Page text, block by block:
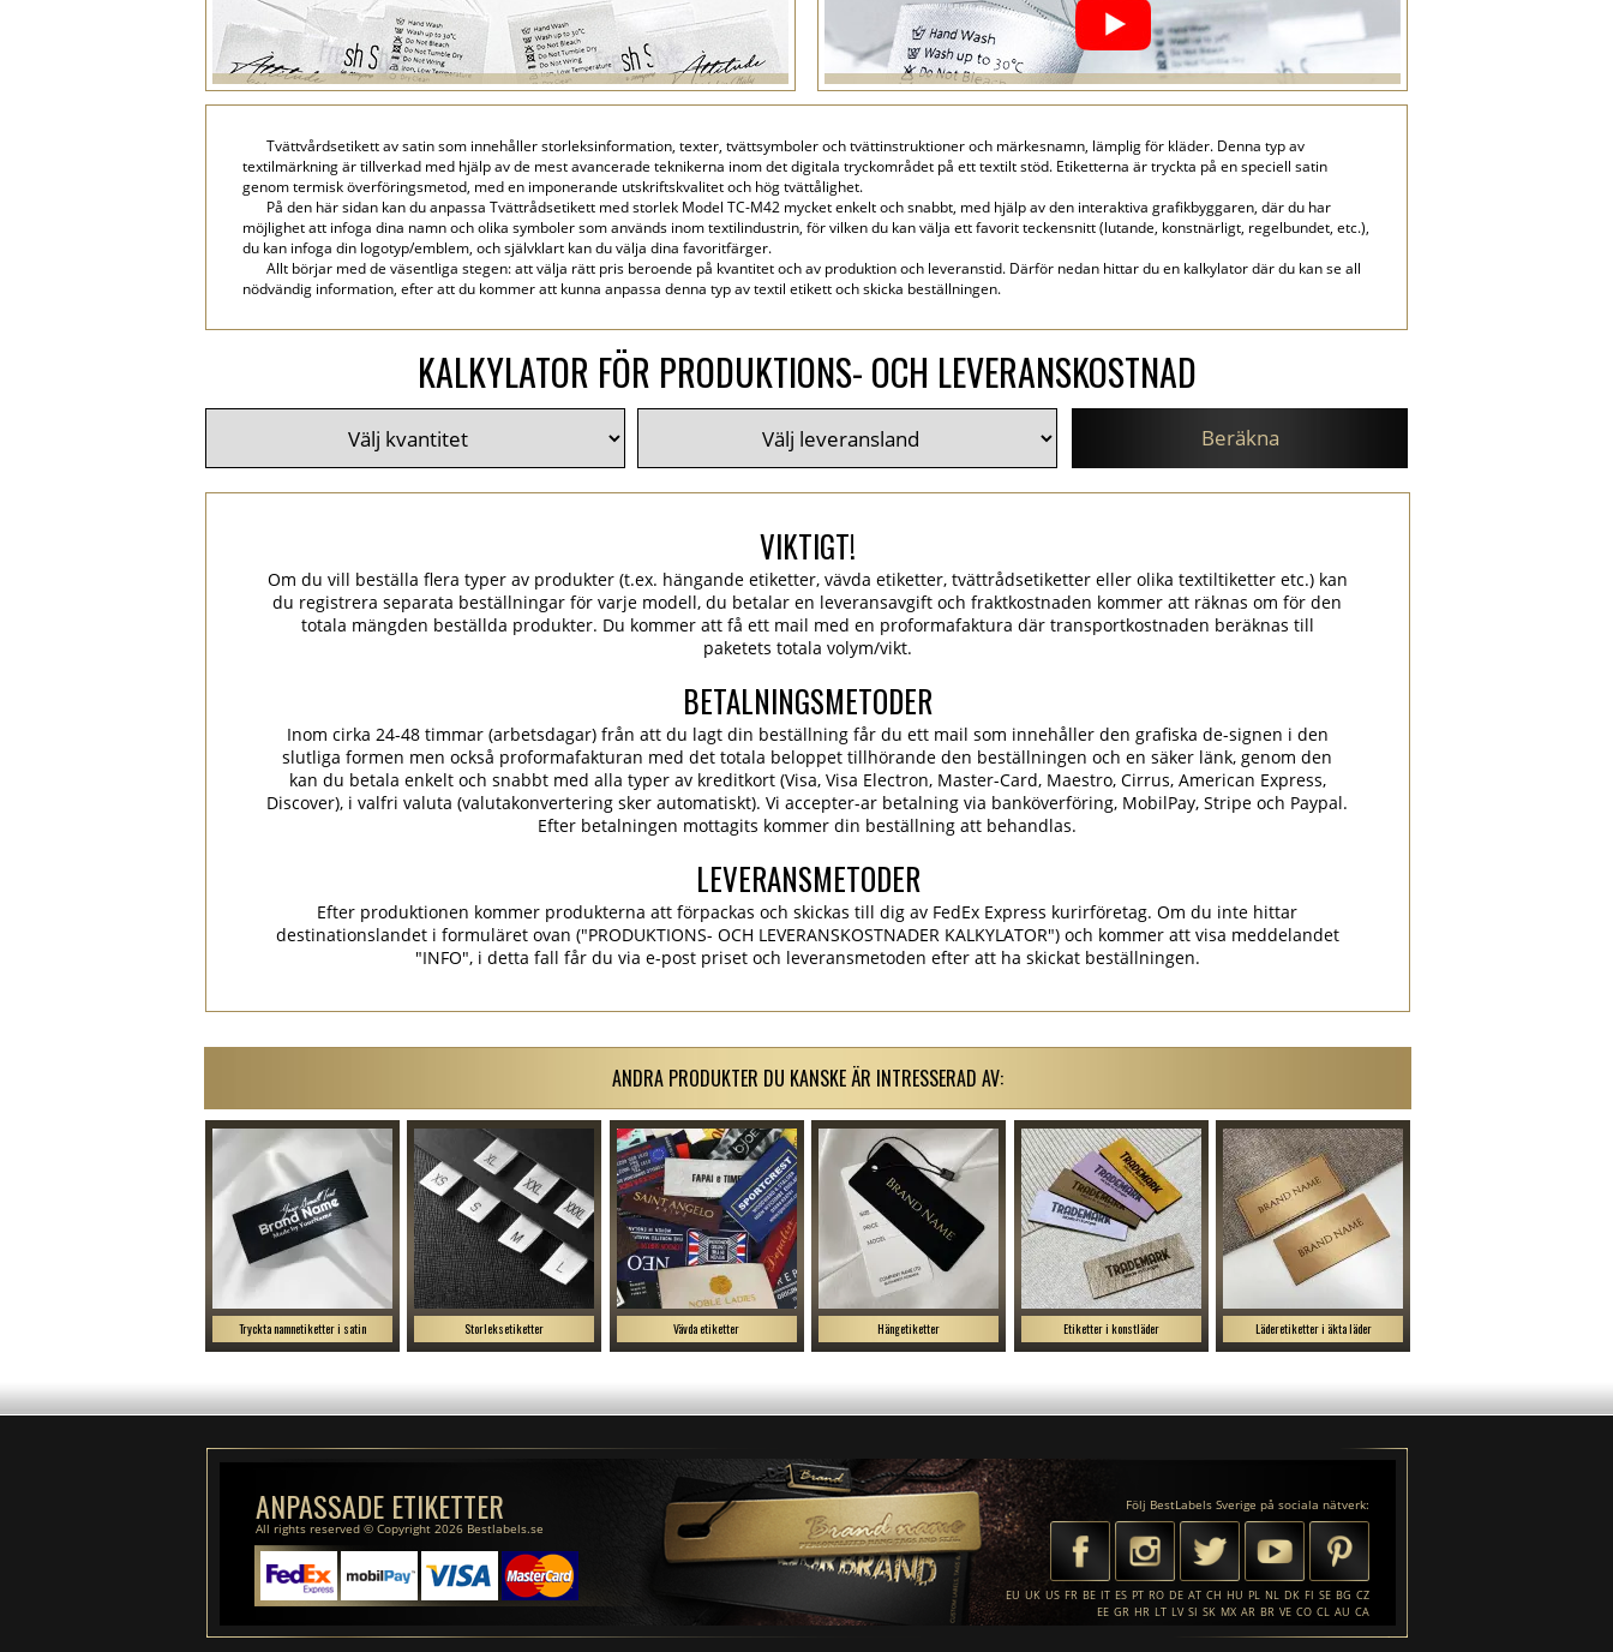
Tvättvårdsetikett av satin som innehåller storleksinformation, texter, tvättsymboler och tvättinstruktioner och märkesnamn, lämplig för kläder. Denna typ av
textilmärkning är tillverkad med hjälp av de mest avancerade teknikerna inom det digitala tryckområdet på ett textilt stöd. Etiketterna är tryckta på en speciell satin
genom termisk överföringsmetod, med en imponerande utskriftskvalitet och hög tvättålighet.
På den här sidan kan du anpassa Tvättrådsetikett med storlek Model TC-M42 mycket enkelt och snabbt, med hjälp av den interaktiva grafikbyggaren, där du har
möjlighet att infoga dina namn och olika symboler som används inom textilindustrin, för vilken du kan välja ett favorit teckensnitt (lutande, konstnärligt, regelbundet, etc.),
du kan infoga din logotyp/emblem, och självklart kan du välja dina favoritfärger.
Allt börjar med de väsentliga stegen: att välja rätt pris beroende på kvantitet och av produktion och leveranstid. Därför nedan hittar du en kalkylator där du kan se all
nödvändig information, efter att du kommer att kunna anpassa denna typ av textil etikett och skicka beställningen.
KALKYLATOR FÖR PRODUKTIONS- OCH LEVERANSKOSTNAD
Beräkna
VIKTIGT!
Om du vill beställa flera typer av produkter (t.ex. hängande etiketter, vävda etiketter, tvättrådsetiketter eller olika textiltiketter etc.) kan
du registrera separata beställningar för varje modell, du betalar en leveransavgift och fraktkostnaden kommer att räknas om för den
totala mängden beställda produkter. Du kommer att få ett mail med en proformafaktura där transportkostnaden beräknas till
paketets totala volym/vikt.
BETALNINGSMETODER
Inom cirka 24-48 timmar (arbetsdagar) från att du lagt din beställning får du ett mail som innehåller den grafiska de-signen i den
slutliga formen men också proformafakturan med det totala beloppet tillhörande den beställningen och en säker länk, genom den
kan du betala enkelt och snabbt med alla typer av kreditkort (Visa, Visa Electron, Master-Card, Maestro, Cirrus, American Express,
Discover), i valfri valuta (valutakonvertering sker automatiskt). Vi accepter-ar betalning via banköverföring, MobilPay, Stripe och Paypal.
Efter betalningen mottagits kommer din beställning att behandlas.
LEVERANSMETODER
Efter produktionen kommer produkterna att förpackas och skickas till dig av FedEx Express kurirföretag. Om du inte hittar
destinationslandet i formuläret ovan ("PRODUKTIONS- OCH LEVERANSKOSTNADER KALKYLATOR") och kommer att visa meddelandet
"INFO", i detta fall får du via e-post priset och leveransmetoden efter att ha skickat beställningen.
ANDRA PRODUKTER DU KANSKE ÄR INTRESSERAD AV:
Tryckta namnetiketter i satin Storleksetiketter Vävda etiketter Hängetiketter Etiketter i konstläder Läderetiketter i äkta läder
ANPASSADE ETIKETTER
All rights reserved © Copyright 2026 Bestlabels.se
Följ BestLabels Sverige på sociala nätverk:
EU UK US FR BE IT ES PT RO DE AT CH HU PL NL DK FI SE BG CZ
EE GR HR LT LV SI SK MX AR BR VE CO CL AU CA